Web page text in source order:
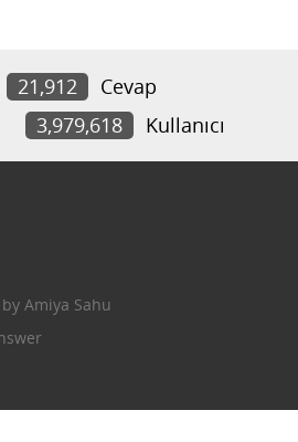
21,912
Cevap
3,979,618 Kullanıcı
by Amiya Sahu